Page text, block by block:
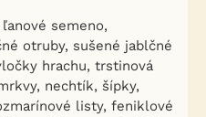
semeno,
otruby, sušené jablčné
hrachu, trstinová
nechtík, šípky,
listy, feniklové